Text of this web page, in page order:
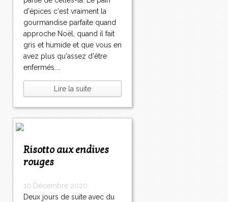
d'épices c'est vraiment la
gourmandise parfaite quand
approche Noël, quand il fait
gris et humide et que vous en
avez plus qu'assez d'être
enfermés....
Lire la suite
Risotto aux endives
rouges
10 Décembre 2020
Deux jours de suite avec du